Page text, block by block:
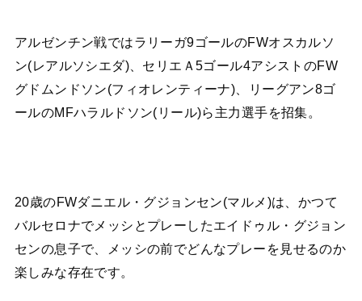
アルゼンチン戦ではラリーガ9ゴールのFWオスカルソ
ン(レアルソシエダ)、セリエＡ5ゴール4アシストのFW
グドムンドソン(フィオレンティーナ)、リーグアン8ゴ
ールのMFハラルドソン(リール)ら主力選手を招集。
20歳のFWダニエル・グジョンセン(マルメ)は、かつて
バルセロナでメッシとプレーしたエイドゥル・グジョン
センの息子で、メッシの前でどんなプレーを見せるのか
楽しみな存在です。